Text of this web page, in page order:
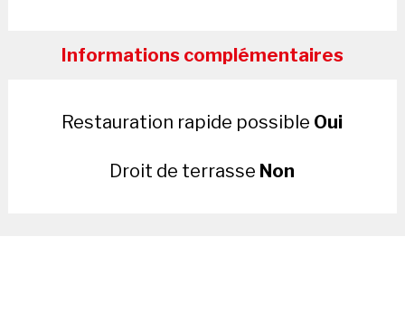
Informations complémentaires
Restauration rapide possible Oui
Droit de terrasse Non